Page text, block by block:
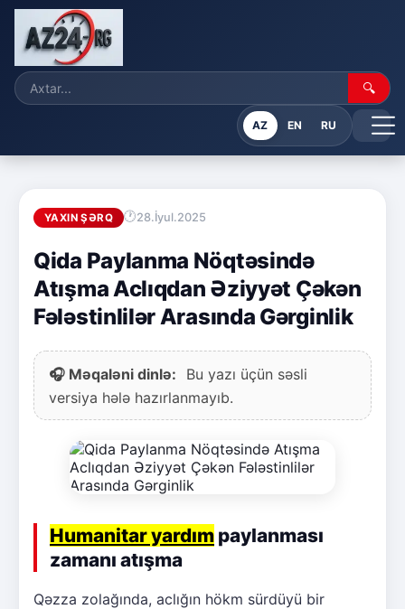
🔍
AZ EN RU
YAXIN ŞƏRQ 28.İyul.2025
Qida Paylanma Nöqtəsində
Atışma Aclıqdan Əziyyət Çəkən
Fələstinlilər Arasında Gərginlik
🎧 Məqaləni dinlə:
Bu yazı üçün səsli
versiya hələ hazırlanmayıb.
Humanitar yardım paylanması
zamanı atışma
Qəzza zolağında, aclığın hökm sürdüyü bir